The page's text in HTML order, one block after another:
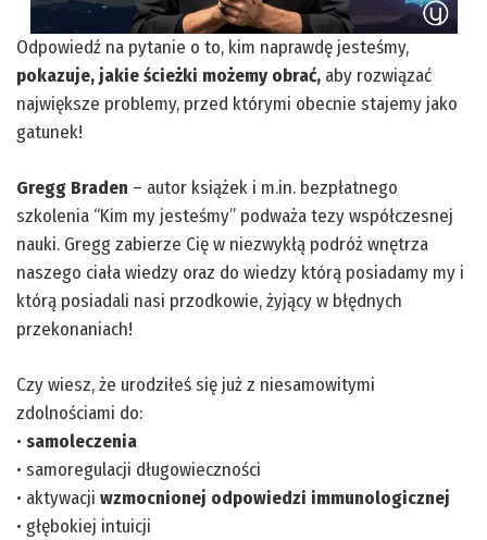
Odpowiedź na pytanie o to, kim naprawdę jesteśmy,
pokazuje, jakie ścieżki możemy obrać, aby rozwiązać
największe problemy, przed którymi obecnie stajemy jako
gatunek!
Gregg Braden – autor książek i m.in. bezpłatnego
szkolenia “Kim my jesteśmy” podważa tezy współczesnej
nauki. Gregg zabierze Cię w niezwykłą podróż wnętrza
naszego ciała wiedzy oraz do wiedzy którą posiadamy my i
którą posiadali nasi przodkowie, żyjący w błędnych
przekonaniach!
Czy wiesz, że urodziłeś się już z niesamowitymi
zdolnościami do:
• samoleczenia
• samoregulacji długowieczności
• aktywacji wzmocnionej odpowiedzi immunologicznej
• głębokiej intuicji